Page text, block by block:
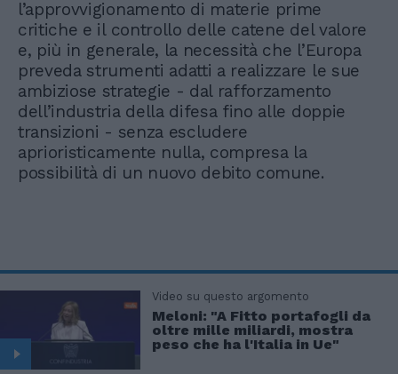
l’approvvigionamento di materie prime
critiche e il controllo delle catene del valore
e, più in generale, la necessità che l’Europa
preveda strumenti adatti a realizzare le sue
ambiziose strategie - dal rafforzamento
dell’industria della difesa fino alle doppie
transizioni - senza escludere
aprioristicamente nulla, compresa la
possibilità di un nuovo debito comune.
Video su questo argomento
Meloni: "A Fitto portafogli da
oltre mille miliardi, mostra
peso che ha l'Italia in Ue"